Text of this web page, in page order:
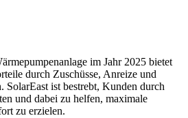
im Jahr 2025 bietet
durch Zuschüsse, Anreize und
SolarEast ist bestrebt, Kunden durch
und dabei zu helfen, maximale
zu erzielen.